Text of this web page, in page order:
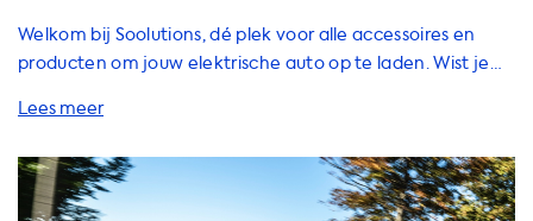
Welkom bij Soolutions, dé plek voor alle accessoires en
producten om jouw elektrische auto op te laden. Wist je
biedt? Met een thuislaadstation heb je altijd de
uitkomt. Geen gedoe meer met het zoeken naar een
publieke laadpaal en geen wachtrijen meer. Onze